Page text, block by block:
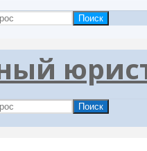
Поиск
Поиск